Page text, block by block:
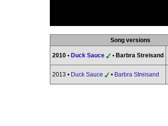
Song versions
2010 • Duck Sauce • Barbra Streisand
2013 • Duck Sauce • Barbra Streisand